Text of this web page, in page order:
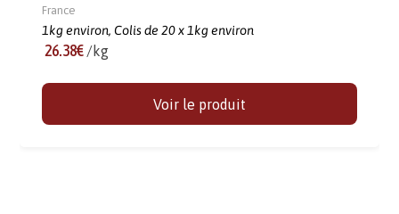
France
1kg environ, Colis de 20 x 1kg environ
26.38€ /kg
Voir le produit